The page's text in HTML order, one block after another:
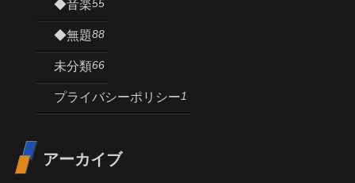
◆音楽55
◆無題88
未分類66
プライバシーポリシー1
アーカイブ